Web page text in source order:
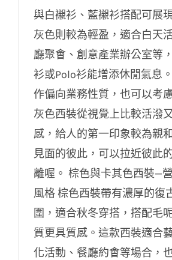
與白襯衫、藍襯衫搭配可展
灰色則較為輕盈，適合白天
廳聚會、創意產業辦公室等
衫或Polo衫能增添休閒氣息
作偏向業務性質，也可以考
灰色西裝從視覺上比較活潑
感，給人的第一印象較為親
見面的彼此，可以拉近彼此
離喔。 棕色與卡其色西裝—
風格 棕色西裝帶有濃厚的復
圍，適合秋冬穿搭，搭配毛
質更具質感。這款西裝適合
化活動、餐廳約會等場合，